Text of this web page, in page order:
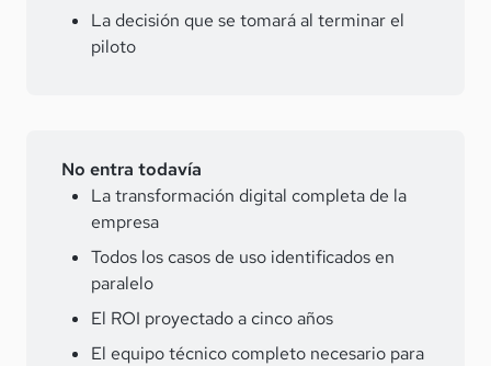
La decisión que se tomará al terminar el
piloto
No entra todavía
La transformación digital completa de la
empresa
Todos los casos de uso identificados en
paralelo
El ROI proyectado a cinco años
El equipo técnico completo necesario para